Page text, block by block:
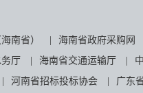
南省） 海南省政府采购网
厅 海南省交通运输厅
河南省招标投标协会 广东